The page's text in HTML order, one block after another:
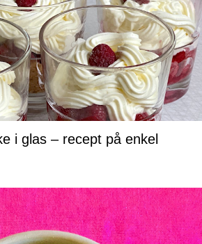
i glas – recept på enkel